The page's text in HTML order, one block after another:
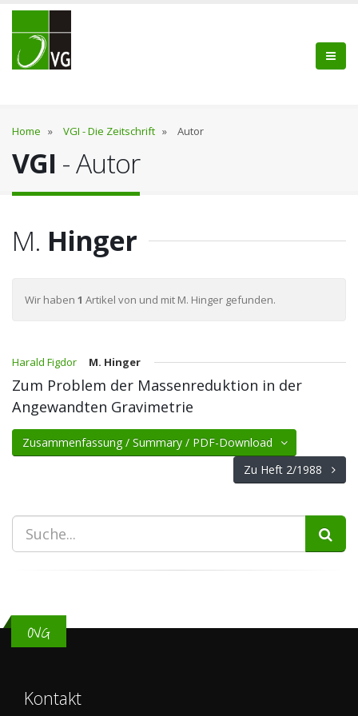
Home » VGI - Die Zeitschrift » Autor
VGI - Autor
M. Hinger
Wir haben 1 Artikel von und mit M. Hinger gefunden.
Harald Figdor M. Hinger
Zum Problem der Massenreduktion in der
Angewandten Gravimetrie
Zusammenfassung / Summary / PDF-Download
Zu Heft 2/1988
OVG
Kontakt